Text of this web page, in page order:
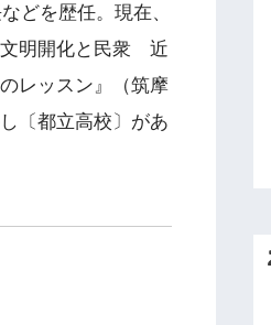
どを歴任。現在、
文明開化と民衆 近
レッスン』（筑摩
〔都立高校〕があ